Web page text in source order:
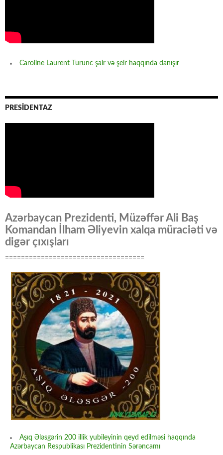
Caroline Laurent Turunc şair və şeir haqqında danışır
PRESİDENTAZ
Azərbaycan Prezidenti, Müzəffər Ali Baş
Komandan İlham Əliyevin xalqa müraciəti və
digər çıxışları
===================================
Aşıq Ələsgərin 200 illik yubileyinin qeyd edilməsi haqqında
Azərbaycan Respublikası Prezidentinin Sərəncamı